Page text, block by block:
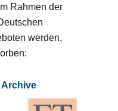
Rahmen der
werden,
Archive